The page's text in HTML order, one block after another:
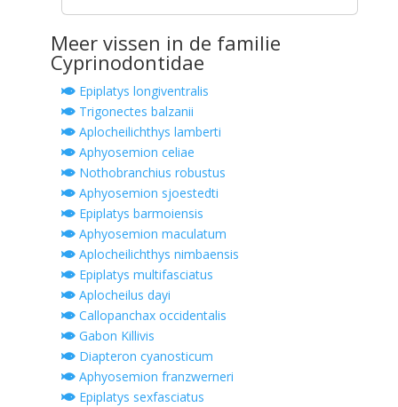
Meer vissen in de familie
Cyprinodontidae
Epiplatys longiventralis
Trigonectes balzanii
Aplocheilichthys lamberti
Aphyosemion celiae
Nothobranchius robustus
Aphyosemion sjoestedti
Epiplatys barmoiensis
Aphyosemion maculatum
Aplocheilichthys nimbaensis
Epiplatys multifasciatus
Aplocheilus dayi
Callopanchax occidentalis
Gabon Killivis
Diapteron cyanosticum
Aphyosemion franzwerneri
Epiplatys sexfasciatus